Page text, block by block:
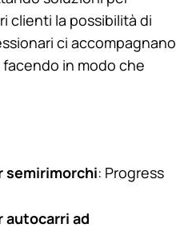
clienti la possibilità di
ci accompagnano
in modo che
semirimorchi: Progress
autocarri ad